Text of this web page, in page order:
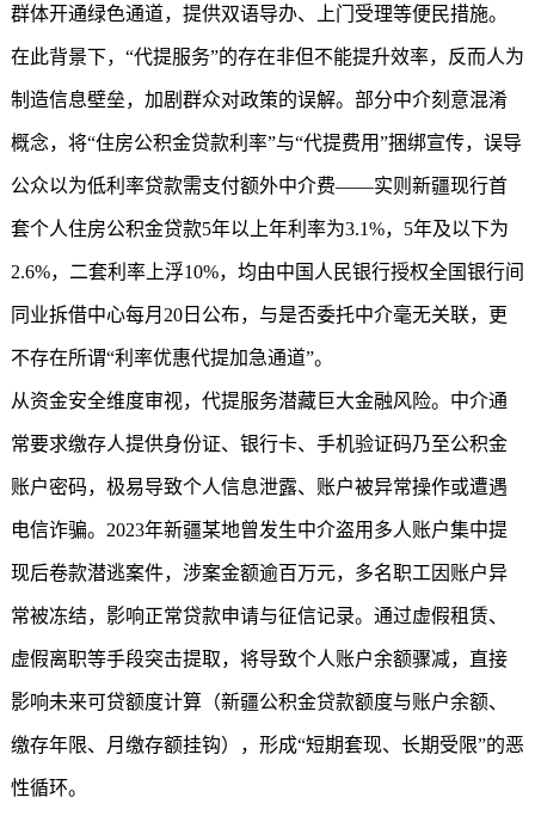
群体开通绿色通道，提供双语导办、上门受理等便民措施。
在此背景下，“代提服务”的存在非但不能提升效率，反而人为
制造信息壁垒，加剧群众对政策的误解。部分中介刻意混淆
概念，将“住房公积金贷款利率”与“代提费用”捆绑宣传，误导
公众以为低利率贷款需支付额外中介费——实则新疆现行首
套个人住房公积金贷款5年以上年利率为3.1%，5年及以下为
2.6%，二套利率上浮10%，均由中国人民银行授权全国银行间
同业拆借中心每月20日公布，与是否委托中介毫无关联，更
不存在所谓“利率优惠代提加急通道”。
从资金安全维度审视，代提服务潜藏巨大金融风险。中介通
常要求缴存人提供身份证、银行卡、手机验证码乃至公积金
账户密码，极易导致个人信息泄露、账户被异常操作或遭遇
电信诈骗。2023年新疆某地曾发生中介盗用多人账户集中提
现后卷款潜逃案件，涉案金额逾百万元，多名职工因账户异
常被冻结，影响正常贷款申请与征信记录。通过虚假租赁、
虚假离职等手段突击提取，将导致个人账户余额骤减，直接
影响未来可贷额度计算（新疆公积金贷款额度与账户余额、
缴存年限、月缴存额挂钩），形成“短期套现、长期受限”的恶
性循环。